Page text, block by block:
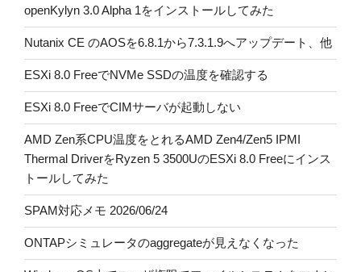
openKylyn 3.0 Alpha 1をインストールしてみた
Nutanix CE のAOSを6.8.1から7.3.1.9へアップデート、他
ESXi 8.0 FreeでNVMe SSDの温度を確認する
ESXi 8.0 FreeでCIMサーバが起動しない
AMD Zen系CPU温度をとれるAMD Zen4/Zen5 IPMI
Thermal DriverをRyzen 5 3500UのESXi 8.0 Freeにインス
トールしてみた
SPAM対応メモ 2026/06/24
ONTAPシミュレータのaggregateが見えなくなった